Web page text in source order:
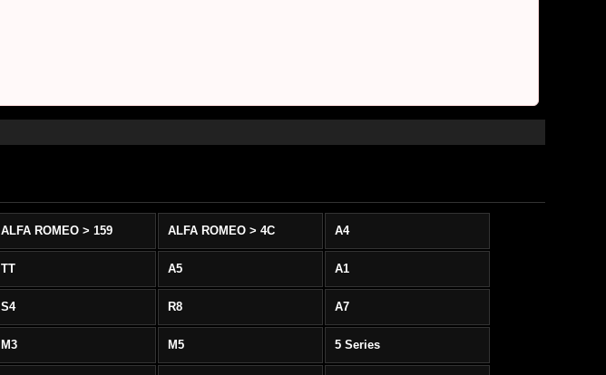
ALFA ROMEO > 159 ALFA ROMEO > 4C A4
TT A5 A1
S4 R8 A7
M3 M5 5 Series